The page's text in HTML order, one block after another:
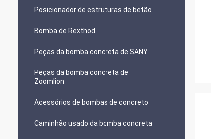
Posicionador de estruturas de betão
Bomba de Rexthod
Peças da bomba concreta de SANY
Peças da bomba concreta de
Zoomlion
Acessórios de bombas de concreto
Caminhão usado da bomba concreta